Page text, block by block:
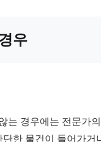
우
는 경우에는 전문가
한 물건이 들어가거